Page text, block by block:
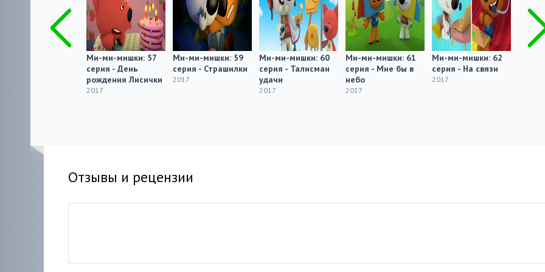
Ми-ми-мишки: 57
серия - День
рождения Лисички
2017
Ми-ми-мишки: 59
серия - Страшилки
2017
Ми-ми-мишки: 60
серия - Талисман
удачи
2017
Ми-ми-мишки: 61
серия - Мне бы в
небо
2017
Ми-ми-мишки: 62
серия - На связи
2017
Отзывы и рецензии